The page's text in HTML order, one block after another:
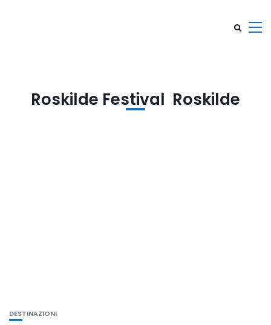
Roskilde Festival Roskilde
DESTINAZIONI